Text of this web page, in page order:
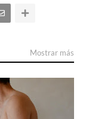
Mostrar más